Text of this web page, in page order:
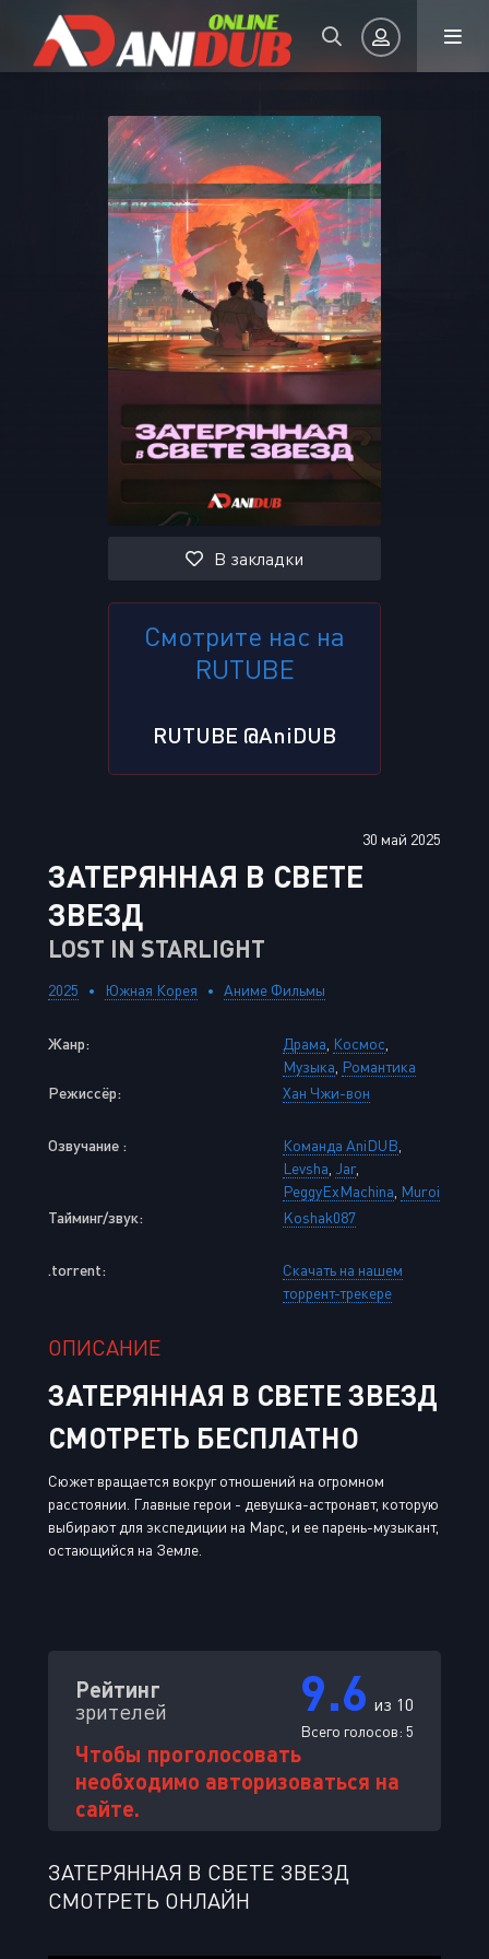
Авторизация
Запомнить
ВОЙТИ НА САЙТ
Восстановить пароль
Или войти через
В закладки
Смотрите нас на
RUTUBE
RUTUBE @AniDUB
30 май 2025
ЗАТЕРЯННАЯ В СВЕТЕ
ЗВЕЗД
LOST IN STARLIGHT
2025 Южная Корея Аниме Фильмы
Жанр: Драма Космос
Музыка Романтика
Режиссёр:
Хан Чжи-вон
Озвучание : Команда AniDUB
Levsha Jar,
PeggyExMachina Muroi
Тайминг/звук:
Koshak087
.torrent:
Скачать на нашем
торрент-трекере
ОПИСАНИЕ
ЗАТЕРЯННАЯ В СВЕТЕ ЗВЕЗД
СМОТРЕТЬ БЕСПЛАТНО
Сюжет вращается вокруг отношений на огромном
расстоянии. Главные герои - девушка-астронавт, которую
выбирают для экспедиции на Марс, и ее парень-музыкант,
остающийся на Земле.
Рейтинг
зрителей 9.6 из 10
Всего голосов: 5
Чтобы проголосовать
необходимо авторизоваться на
сайте.
ЗАТЕРЯННАЯ В СВЕТЕ ЗВЕЗД
СМОТРЕТЬ ОНЛАЙН